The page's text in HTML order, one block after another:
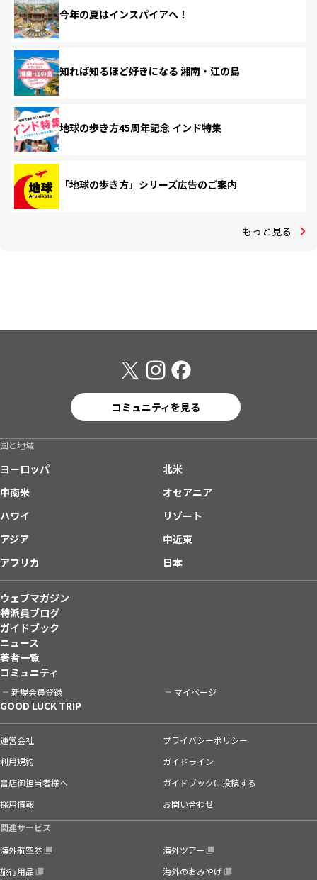
今年の夏はインスパイアへ！
知れば知るほど好きになる 湘南・江の島
地球の歩き方45周年記念 インド特集
「地球の歩き方」シリーズ広告のご案内
もっと見る
コミュニティを見る
国と地域
ヨーロッパ
北米
中南米
オセアニア
ハワイ
リゾート
アジア
中近東
アフリカ
日本
ウェブマガジン
特派員ブログ
ガイドブック
ニュース
著者一覧
コミュニティ
新規会員登録 マイページ
GOOD LUCK TRIP
運営会社
プライバシーポリシー
利用規約
ガイドライン
書店御担当者様へ
ガイドブックに投稿する
採用情報
お問い合わせ
関連サービス
海外航空券
海外ツアー
旅行用品
海外のおみやげ